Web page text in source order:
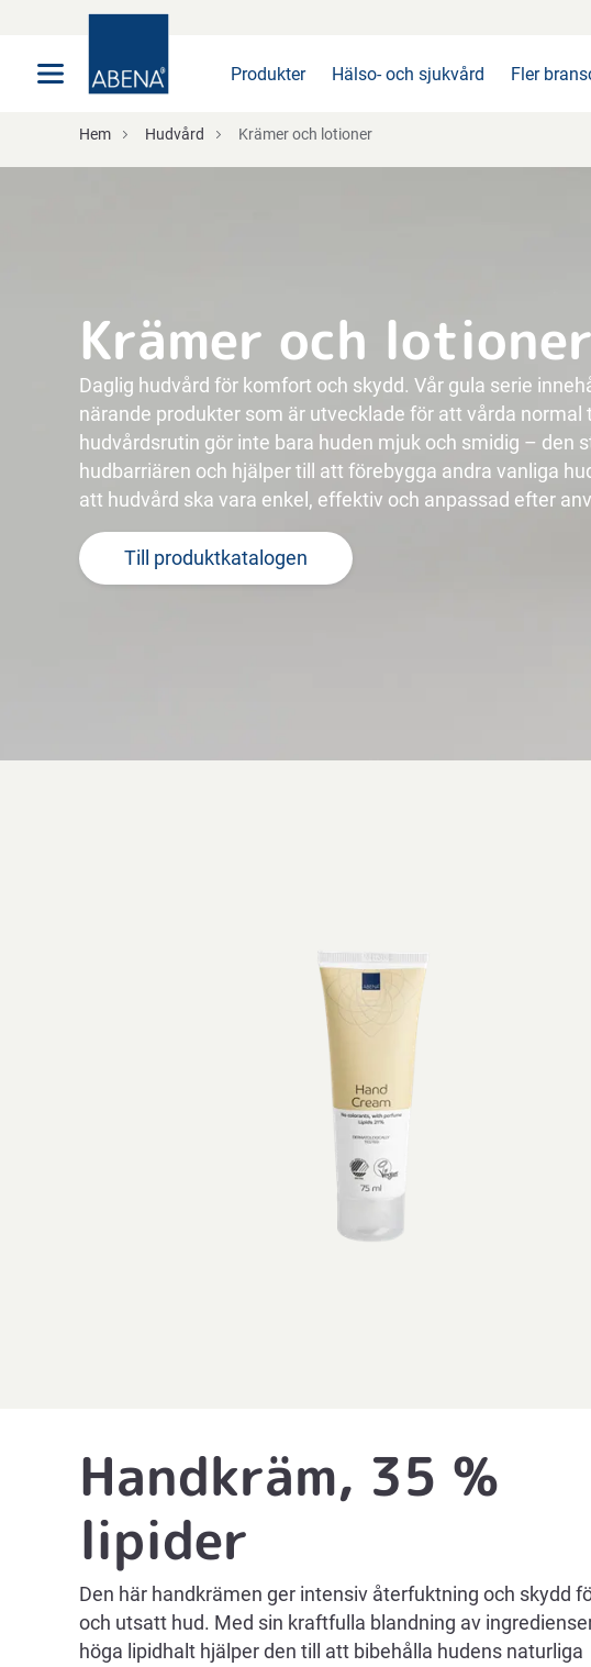
Produkter Hälso- och sjukvård Fler
Hem Hudvård Krämer och lotioner
Krämer och lotioner
Daglig hudvård för komfort och skydd. Vår gula serie
närande produkter som är utvecklade för att vårda normal
hudvårdsrutin gör inte bara huden mjuk och smidig – den
hudbarriären och hjälper till att förebygga andra vanliga
att hudvård ska vara enkel, effektiv och anpassad efter
Till produktkatalogen
Handkräm, 35 %
lipider
Den här handkrämen ger intensiv återfuktning och skydd
och utsatt hud. Med sin kraftfulla blandning av
höga lipidhalt hjälper den till att bibehålla hudens naturliga